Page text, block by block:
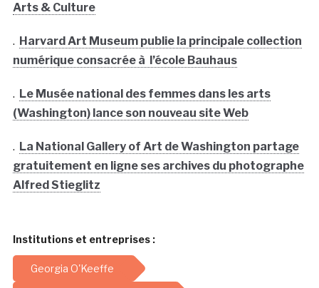
Arts & Culture
. Harvard Art Museum publie la principale collection
numérique consacrée à l’école Bauhaus
. Le Musée national des femmes dans les arts
(Washington) lance son nouveau site Web
. La National Gallery of Art de Washington partage
gratuitement en ligne ses archives du photographe
Alfred Stieglitz
Institutions et entreprises :
Georgia O'Keeffe